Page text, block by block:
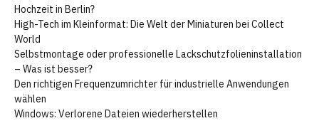
Hochzeit in Berlin?
High-Tech im Kleinformat: Die Welt der Miniaturen bei Collect
World
Selbstmontage oder professionelle Lackschutzfolieninstallation
– Was ist besser?
Den richtigen Frequenzumrichter für industrielle Anwendungen
wählen
Windows: Verlorene Dateien wiederherstellen